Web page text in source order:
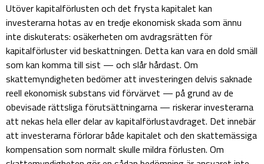
Utöver kapitalförlusten och det frysta kapitalet kan
investerarna hotas av en tredje ekonomisk skada som ännu
inte diskuterats: osäkerheten om avdragsrätten för
kapitalförluster vid beskattningen. Detta kan vara en dold smäll
som kan komma till sist — och slår hårdast. Om
skattemyndigheten bedömer att investeringen delvis saknade
reell ekonomisk substans vid förvärvet — på grund av de
obevisade rättsliga förutsättningarna — riskerar investerarna
att nekas hela eller delar av kapitalförlustavdraget. Det innebär
att investerarna förlorar både kapitalet och den skattemässiga
kompensation som normalt skulle mildra förlusten. Om